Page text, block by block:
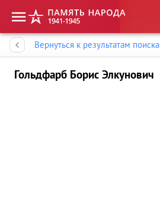
Вернуться к результатам поиска
Гольдфарб Борис Элкунович
Память народа